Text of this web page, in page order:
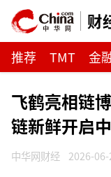
财
推荐 TMT 金
飞鹤亮相链
链新鲜开启
中华网财经 2026-